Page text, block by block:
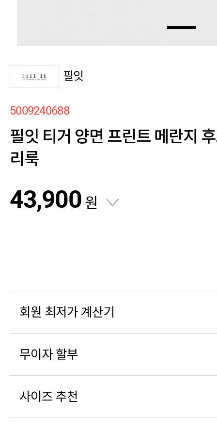
필잇
5009240688
필잇 티거 양면 프린트 메란지
리룩
43,900 원
회원 최저가 계산기
무이자 할부
사이즈 추천